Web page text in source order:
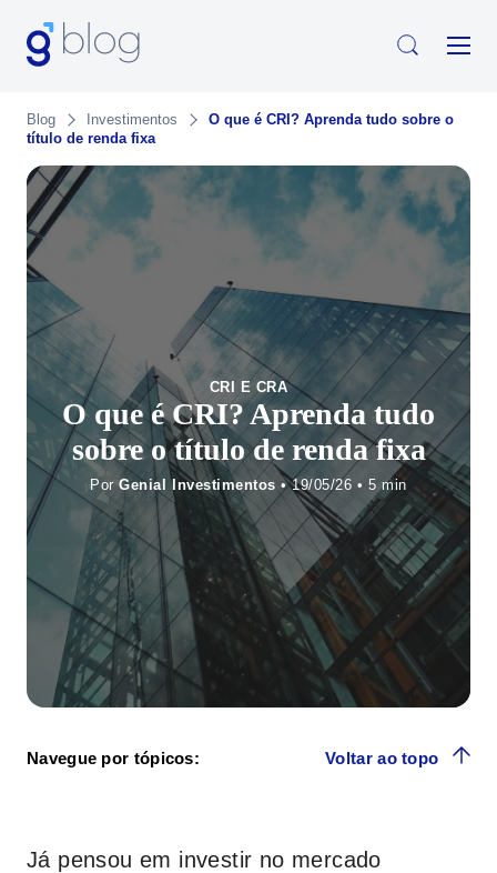
Blog Investimentos
O que é CRI? Aprenda tudo sobre o
título de renda fixa
CRI E CRA
O que é CRI? Aprenda tudo
sobre o título de renda fixa
PorGenial Investimentos • 19/05/26 •
Navegue por tópicos: Voltar ao topo
Já pensou em investir no mercado